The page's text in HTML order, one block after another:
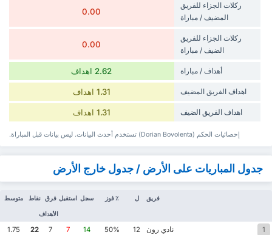
‏ركلات الجزاء للفريق
المضيف / مباراة
0.00
‏ركلات الجزاء للفريق
الضيف / مباراة
0.00
أهداف / مباراة 2.62 اهداف
‏اهداف الفريق المضيف 1.31 اهداف
‏اهداف الفريق الضيف 1.31 اهداف
إحصائيات الحكم (Dorian Bovolenta) تستخدم أحدث البيانات. ليس بيانات قبل المباراة.
جدول المباريات على الأرض / جدول خارج الأرض
فريق ل ٪ فوز سجل استقبل فرق
الأهداف
نقاط متوسط
1 نادي رون 12
50%
14
7
7
22
1.75